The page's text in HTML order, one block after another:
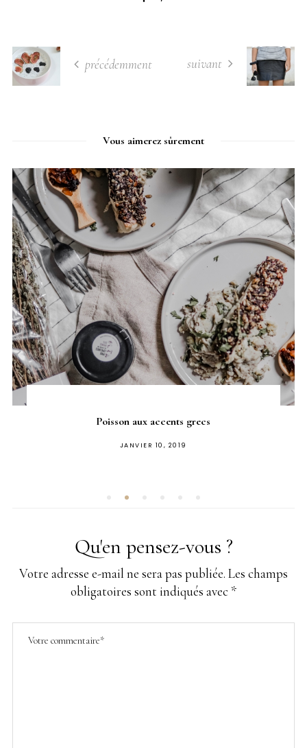
précédemment suivant
Vous aimerez sûrement
Poisson aux accents grecs
PUBLIÉ
JANVIER 10, 2019
Qu'en pensez-vous ?
Votre adresse e-mail ne sera pas publiée. Les champs
obligatoires sont indiqués avec *